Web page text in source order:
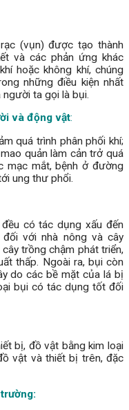
(vụn) được tạo thành
và các phản ứng khác
hoặc không khí, chúng
những điều kiện nhất
ta gọi là bụi.
và động vật:
quá trình phân phối khí;
quản làm cản trở quá
mạc mắt, bệnh ở đường
ung thư phổi.
có tác dụng xấu đến
với nhà nông và cây
trồng chậm phát triển,
thấp. Ngoài ra, bụi còn
do các bề mặt của lá bị
bụi có tác dụng tốt đối
bị, đồ vật bằng kim loại
vật và thiết bị trên, đặc